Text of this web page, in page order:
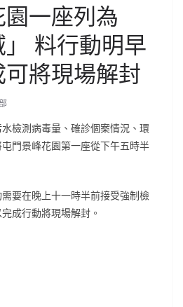
一座列為
」 料行動明早
將現場解封
檢測病毒量、確診個案情況、環
門景峰花園第一座從下午五時半
要在晚上十一時半前接受強制檢
成行動將現場解封。